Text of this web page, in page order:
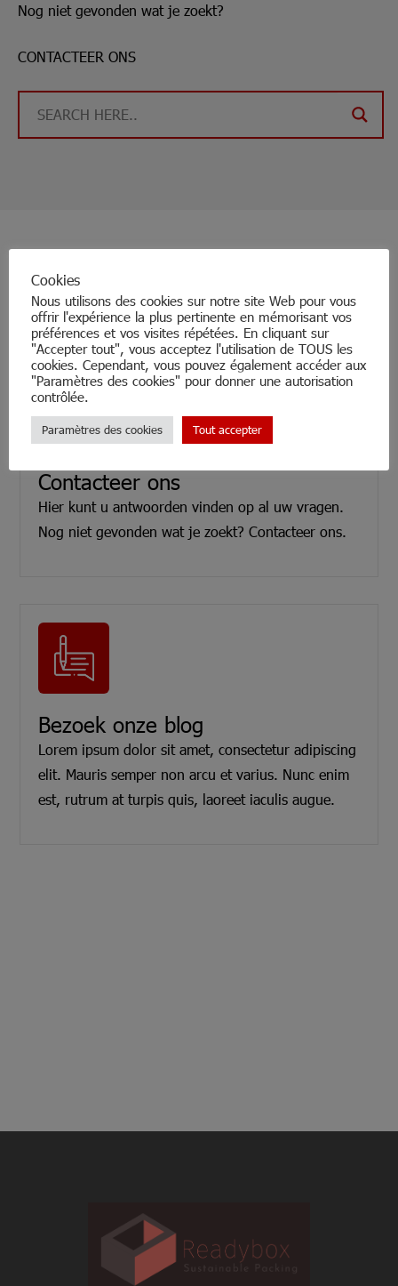
Nog niet gevonden wat je zoekt?
CONTACTEER ONS
Contacteer ons
Hier kunt u antwoorden vinden op al uw vragen.
Nog niet gevonden wat je zoekt? Contacteer ons.
Bezoek onze blog
Lorem ipsum dolor sit amet, consectetur adipiscing
elit. Mauris semper non arcu et varius. Nunc enim
est, rutrum at turpis quis, laoreet iaculis augue.
Cookies
Nous utilisons des cookies sur notre site Web pour vous
offrir l'expérience la plus pertinente en mémorisant vos
préférences et vos visites répétées. En cliquant sur
"Accepter tout", vous acceptez l'utilisation de TOUS les
cookies. Cependant, vous pouvez également accéder aux
"Paramètres des cookies" pour donner une autorisation
contrôlée.
Paramètres des cookies Tout accepter